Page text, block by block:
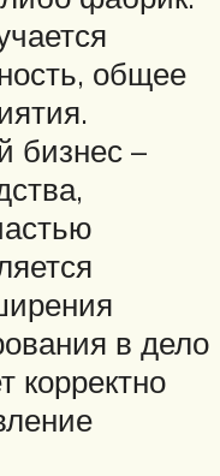
общее
бизнес –
в дело
корректно